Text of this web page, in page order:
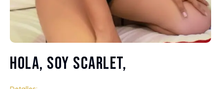
Hola, soy Scarlet,